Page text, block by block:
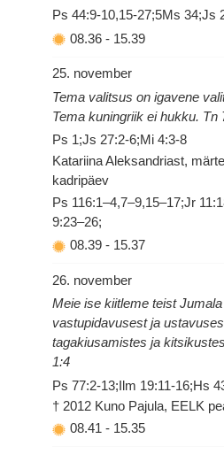
Ps 44:9-10,15-27;5Ms 34;Js
08.36 - 15.39
25. november
Tema valitsus on igavene
Tema kuningriik ei hukku. Tn
Ps 1;Js 27:2-6;Mi 4:3-8
Katariina Aleksandriast,
kadripäev
Ps 116:1–4,7–9,15–17;Jr
9:23–26;
08.39 - 15.37
26. november
Meie ise kiitleme teist
vastupidavusest ja
tagakiusamistes ja
1:4
Ps 77:2-13;Ilm 19:11-16;Hs
† 2012 Kuno Pajula, EELK
08.41 - 15.35